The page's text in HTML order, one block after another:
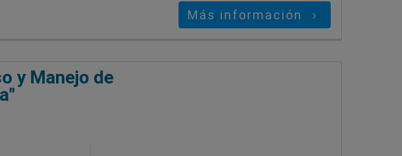
Más información
y Manejo de